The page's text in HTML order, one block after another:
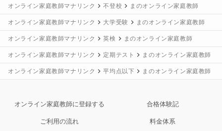
オンライン家庭教師マナリンク 不登校 まのオンライン家庭教師
オンライン家庭教師マナリンク 大学受験 まのオンライン家庭教師
オンライン家庭教師マナリンク 英検 まのオンライン家庭教師
オンライン家庭教師マナリンク 定期テスト まのオンライン家庭教師
オンライン家庭教師マナリンク 平均点以下 まのオンライン家庭教師
オンライン家庭教師に登録する 合格体験記
ご利用の流れ 料金体系